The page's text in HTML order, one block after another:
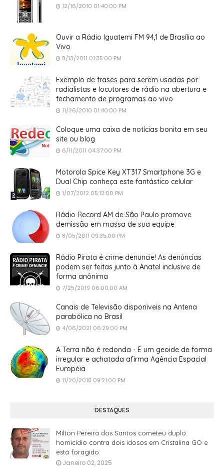
12/16/2010 01:40:00 PM
Ouvir a Rádio Iguatemi FM 94,1 de Brasília ao
Vivo
8/13/2011 01:35:00 PM
Exemplo de frases para serem usadas por
radialistas e locutores de rádio na abertura e
fechamento de programas ao vivo
11/26/2010 01:40:00 PM
Coloque uma caixa de notícias bonita em seu
site ou blog
6/11/2011 04:37:00 PM
Motorola Spice Key XT317 Smartphone 3G e
Dual Chip conheça este fantástico celular
1/07/2012 05:12:00 PM
Rádio Record AM de São Paulo promove
demissão em massa de sua equipe
8/05/2011 09:35:00 PM
Rádio Pirata é crime denuncie! As denúncias
podem ser feitas junto à Anatel inclusive de
forma anônima
7/25/2019 06:00:00 AM
Canais de Televisão disponiveis na Antena
parabólica no Brasil
4/06/2021 06:29:00 PM
A Terra não é redonda - É um geoide de forma
irregular e achatada afirma Agência Espacial
Européia
11/20/2018 09:21:00 PM
DESTAQUES
Milton Pereira dos Santos cometeu duplo
homicídio contra dois idosos em Cristalina GO e
está foragido
Janeiro 02, 2025